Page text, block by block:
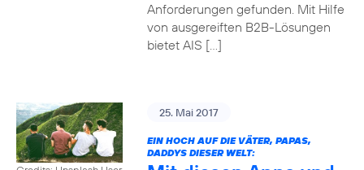
Anforderungen gefunden. Mit Hilfe
von ausgereiften B2B-Lösungen
bietet AIS […]
25. Mai 2017
EIN HOCH AUF DIE VÄTER, PAPAS,
DADDYS DIESER WELT: